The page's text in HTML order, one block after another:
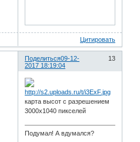
Цитировать
Поделиться 13
09-12-
2017 18:19:04
карта высот с разрешением
3000х1040 пикселей
Подумал! А вдумался?